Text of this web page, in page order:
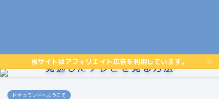
当サイトはアフィリエイト広告を利用しています。
見逃したテレビを見る方法
ドキュランドへようこそ